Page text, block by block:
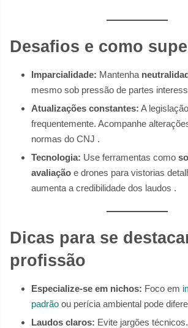
Desafios e como
Imparcialidade: Mantenha
mesmo sob pressão de partes
Atualizações constantes: A
frequentemente. Acompanhe
normas do CNJ .
Tecnologia: Use ferramentas como
avaliação e drones para vistorias
aumenta a credibilidade dos laudos .
Dicas para se
profissão
Especialize-se em nichos: Foco em
padrão ou perícia ambiental pode
Laudos claros: Evite jargões